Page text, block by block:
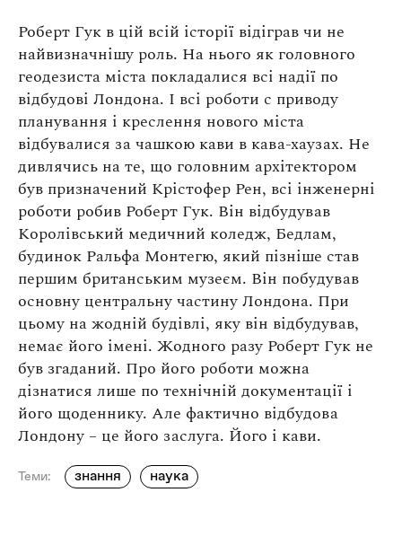
Роберт Гук в цій всій історії відіграв чи не
найвизначнішу роль. На нього як головного
геодезиста міста покладалися всі надії по
відбудові Лондона. І всі роботи с приводу
планування і креслення нового міста
відбувалися за чашкою кави в кава-хаузах. Не
дивлячись на те, що головним архітектором
був призначений Крістофер Рен, всі інженерні
роботи робив Роберт Гук. Він відбудував
Королівський медичний коледж, Бедлам,
будинок Ральфа Монтегю, який пізніше став
першим британським музеєм. Він побудував
основну центральну частину Лондона. При
цьому на жодній будівлі, яку він відбудував,
немає його імені. Жодного разу Роберт Гук не
був згаданий. Про його роботи можна
дізнатися лише по технічній документації і
його щоденнику. Але фактично відбудова
Лондону – це його заслуга. Його і кави.
Теми: знання наука